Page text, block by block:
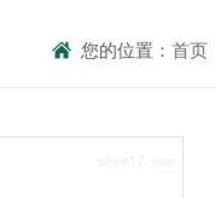
您的位置：首页